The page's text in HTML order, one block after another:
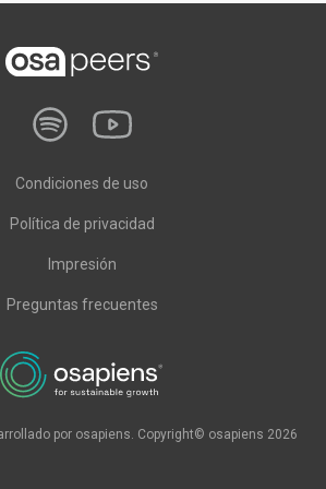
Condiciones de uso
Política de privacidad
Impresión
Preguntas frecuentes
por osapiens. Copyright© osapiens 2026